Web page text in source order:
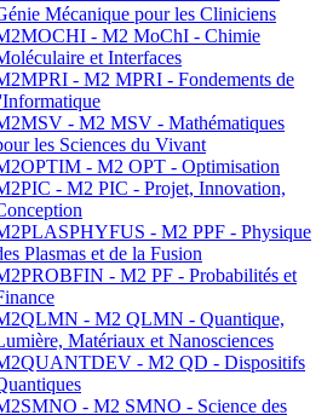
Mécanique pour les Cliniciens
- M2 MoChI - Chimie
et Interfaces
- M2 MPRI - Fondements de
- M2 MSV - Mathématiques
les Sciences du Vivant
- M2 OPT - Optimisation
- M2 PIC - Projet, Innovation,
- M2 PPF - Physique
Plasmas et de la Fusion
- M2 PF - Probabilités et
- M2 QLMN - Quantique,
Matériaux et Nanosciences
- M2 QD - Dispositifs
- M2 SMNO - Science des